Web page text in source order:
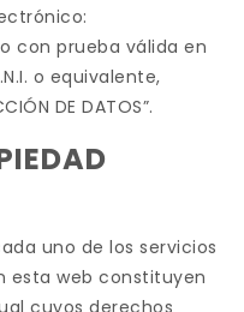
con prueba válida en
o equivalente,
DE DATOS”.
uno de los servicios
esta web constituyen
cuyos derechos